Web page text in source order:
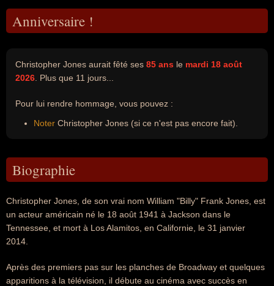
Anniversaire !
Christopher Jones aurait fêté ses 85 ans le mardi 18 août
2026 . Plus que 11 jours...
Pour lui rendre hommage, vous pouvez :
Noter Christopher Jones (si ce n'est pas encore fait).
Biographie
Christopher Jones, de son vrai nom William "Billy" Frank Jones, est
un acteur américain né le 18 août 1941 à Jackson dans le
Tennessee, et mort à Los Alamitos, en Californie, le 31 janvier
2014.
Après des premiers pas sur les planches de Broadway et quelques
apparitions à la télévision, il débute au cinéma avec succès en